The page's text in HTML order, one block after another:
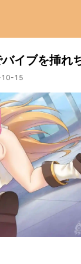
イブを挿れ
15